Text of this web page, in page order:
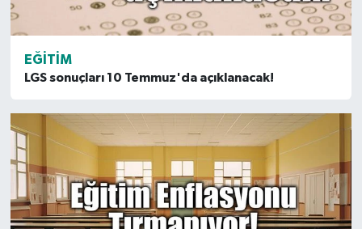
EĞITIM
LGS sonuçları 10 Temmuz'da açıklanacak!